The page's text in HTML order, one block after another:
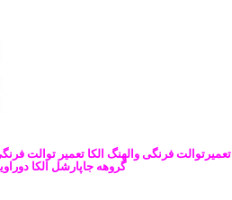
تعمیرتوالت فرنگی والهنگ الکا تعمیر توالت
گروهه جاپارشل الکا